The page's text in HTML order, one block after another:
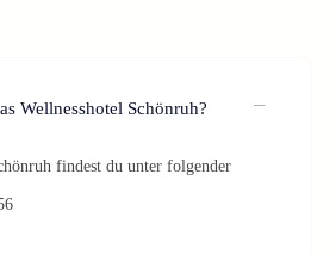
Wellnesshotel Schönruh?
findest du unter folgender